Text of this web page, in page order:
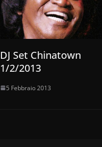
volume.
DJ Set Chinatown
1/2/2013
5 Febbraio 2013